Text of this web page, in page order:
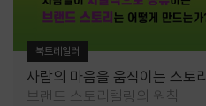
북트레일러
사람의 마음을 움직이는 스토리
브랜드 스토리텔링의 원칙